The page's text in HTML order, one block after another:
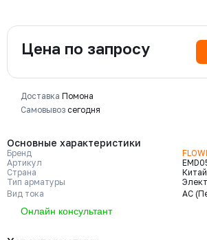
Основные характеристики
Бренд
Артикул
Страна
Китай
Тип арматуры
Вид тока
AC
Онлайн консультант
Цена по запросу
Доставка Помона
Самовывоз сегодня